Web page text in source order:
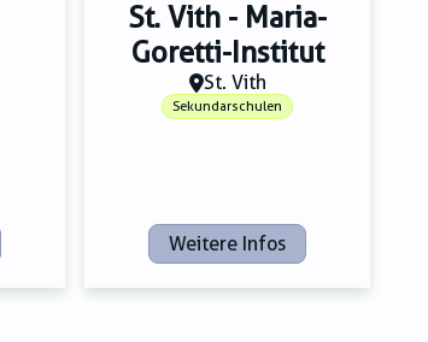
St. Vith - Maria-
Goretti-Institut
St. Vith
Sekundarschulen
Weitere Infos